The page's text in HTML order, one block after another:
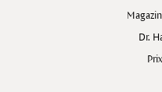
Dr.